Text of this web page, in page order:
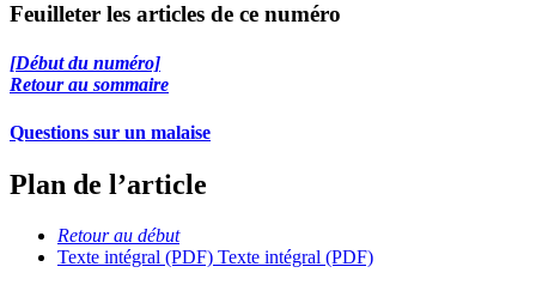
Feuilleter les articles de ce numéro
[Début du numéro]
Retour au sommaire
Questions sur un malaise
Plan de l’article
Retour au début
Texte intégral (PDF) Texte intégral (PDF)